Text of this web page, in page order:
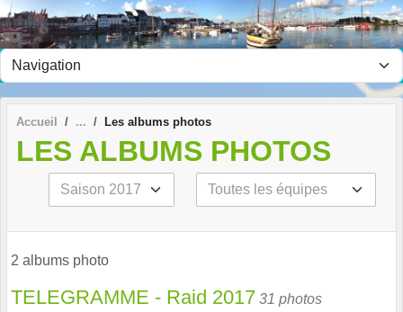
Accueil Les albums photos
LES ALBUMS PHOTOS
2 albums photo
TELEGRAMME - Raid 2017 31 photos